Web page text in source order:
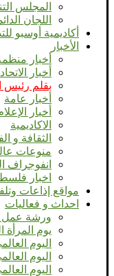
المجلس
اللجان
أكاديمية أوسبو
الأخبار
أخبار
أخبار الاتحاد
بقلم رئيس
أخبار عامة
أخبار
الاكاديمية
الثقافة و
منوعات
انفوجراف
اخبار
مواقع إذاعات
احداث و فعاليات
ورشة عمل
يوم المرأة
اليوم
اليوم
اليوم العالمي